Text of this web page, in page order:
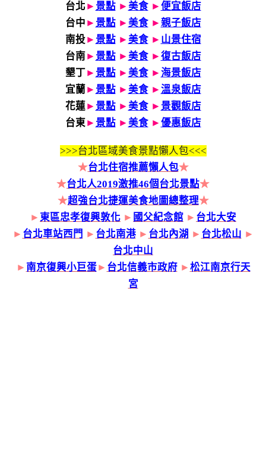
台北 ► 景點 ► 美食► 便宜飯店
台中 ► 景點 ► 美食► 親子飯店
南投► 景點 ► 美食► 山景住宿
台南► 景點 ► 美食► 復古飯店
墾丁► 景點 ► 美食► 海景飯店
宜蘭 ► 景點 ► 美食► 溫泉飯店
花蓮► 景點 ► 美食► 景觀飯店
台東► 景點 ► 美食► 優惠飯店
>>>台北區域美食景點懶人包<<<
★台北住宿推薦懶人包★
★台北人2019激推46個台北景點★
★超強台北捷運美食地圖總整理★
► 東區忠孝復興敦化 ► 國父紀念館 ► 台北大安
► 台北車站西門 ► 台北南港 ► 台北內湖 ► 台北松山 ►
台北中山
► 南京復興小巨蛋► 台北信義市政府► 松江南京行天
宮